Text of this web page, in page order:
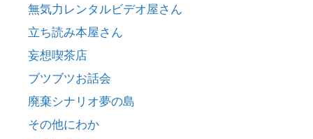
無気力レンタルビデオ屋さん
立ち読み本屋さん
妄想喫茶店
ブツブツお話会
廃棄シナリオ夢の島
その他にわか